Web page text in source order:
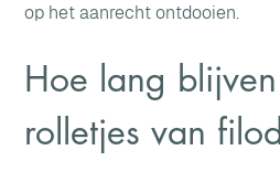
op het aanrecht ontdooien.
Hoe lang
rolletjes van